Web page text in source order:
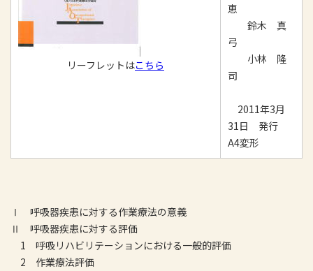
リーフレットはこちら
恵
鈴木 真
弓
小林 隆
司
2011年3月
31日 発行
A4変形
Ⅰ 呼吸器疾患に対する作業療法の意義
Ⅱ 呼吸器疾患に対する評価
1 呼吸リハビリテーションにおける一般的評価
2 作業療法評価